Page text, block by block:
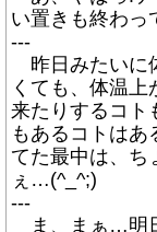
い置きも終わっ
---
昨日みたいに
くても、体温
来たりするコト
もあるコトは
てた最中は、ち
ぇ…(^_^;)
---
ま、まぁ…明